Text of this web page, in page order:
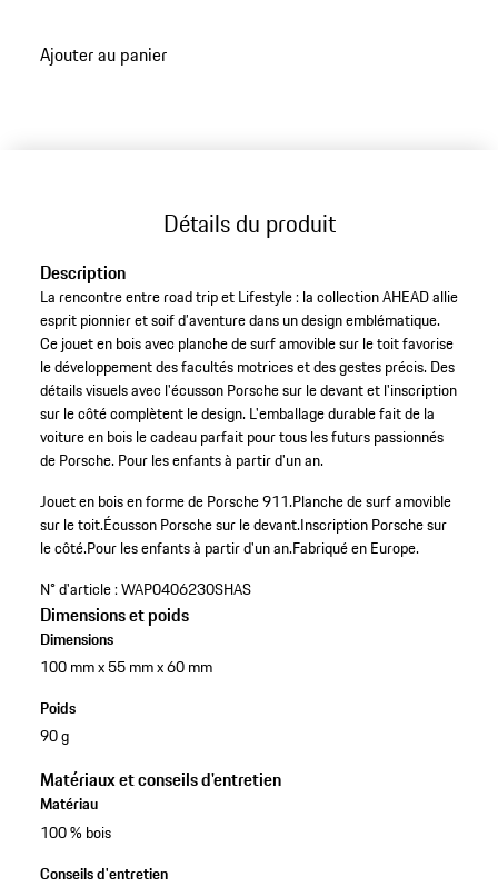
Ajouter au panier
Détails du produit
Description
La rencontre entre road trip et Lifestyle : la collection AHEAD allie
esprit pionnier et soif d’aventure dans un design emblématique.
Ce jouet en bois avec planche de surf amovible sur le toit favorise
le développement des facultés motrices et des gestes précis. Des
détails visuels avec l'écusson Porsche sur le devant et l'inscription
sur le côté complètent le design. L'emballage durable fait de la
voiture en bois le cadeau parfait pour tous les futurs passionnés
de Porsche. Pour les enfants à partir d'un an.
Jouet en bois en forme de Porsche 911.Planche de surf amovible
sur le toit.Écusson Porsche sur le devant.Inscription Porsche sur
le côté.Pour les enfants à partir d'un an.Fabriqué en Europe.
N° d'article :WAP0406230SHAS
Dimensions et poids
Dimensions
100 mm x 55 mm x 60 mm
Poids
90 g
Matériaux et conseils d'entretien
Matériau
100 % bois
Conseils d'entretien